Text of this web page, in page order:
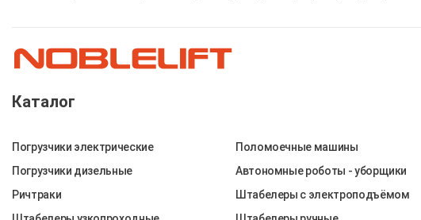
Каталог
Погрузчики электрические
Погрузчики дизельные
Ричтраки
Поломоечные машины
Автономные роботы - уборщики
Штабелеры c электроподъёмом